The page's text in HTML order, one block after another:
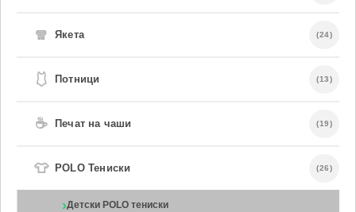
🧣 Якета (24)
🩱 Потници (13)
☕ Печат на чаши (19)
👕 POLO Тениски (26)
Детски POLO тениски